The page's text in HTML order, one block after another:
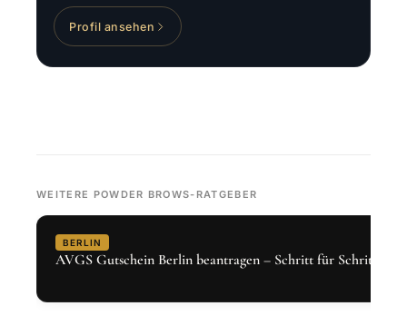
Profil ansehen
WEITERE POWDER BROWS-RATGEBER
BERLIN
AVGS Gutschein Berlin beantragen – Schritt für Schritt 2026